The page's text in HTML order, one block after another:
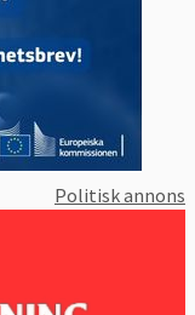
Politisk annons